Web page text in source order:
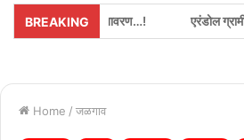
BREAKINGएरंडोल ग्रामीण रुग्णालयातील
Home / जळगाव